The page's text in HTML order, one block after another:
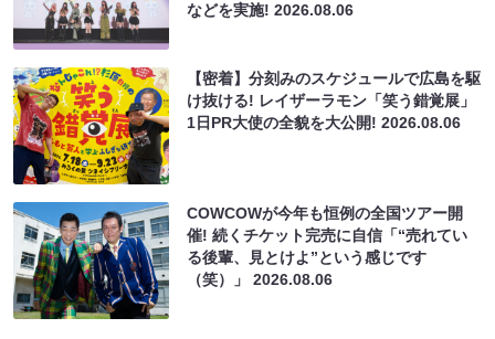
などを実施!2026.08.06
【密着】分刻みのスケジュールで広島を駆
け抜ける! レイザーラモン「笑う錯覚展」
1日PR大使の全貌を大公開!2026.08.06
COWCOWが今年も恒例の全国ツアー開
催! 続くチケット完売に自信「“売れてい
る後輩、見とけよ”という感じです
（笑）」2026.08.06